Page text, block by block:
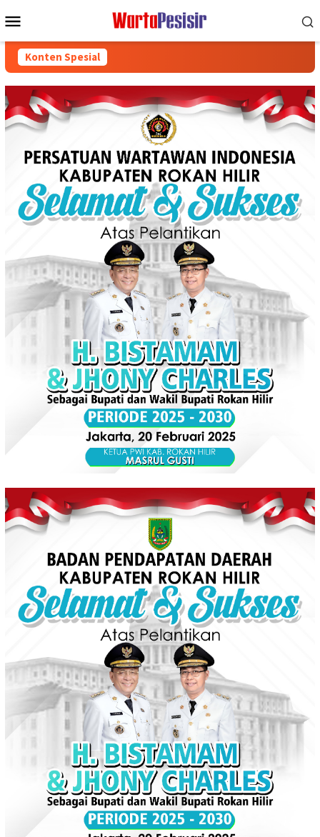
ke
Mobile
Konten Spesial